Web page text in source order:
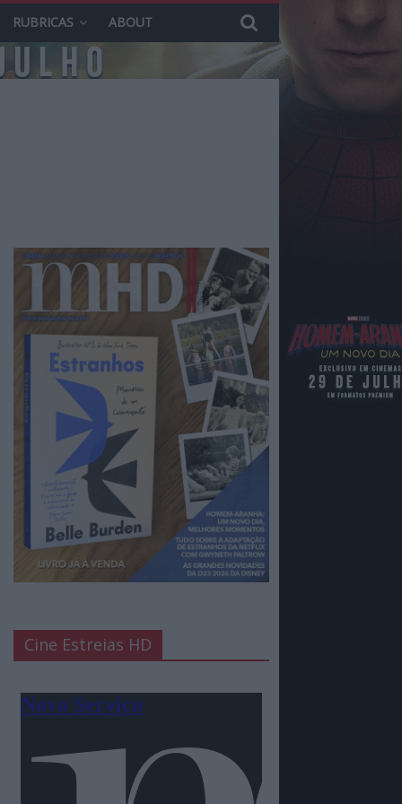
RUBRICAS ABOUT
Cine Estreias HD